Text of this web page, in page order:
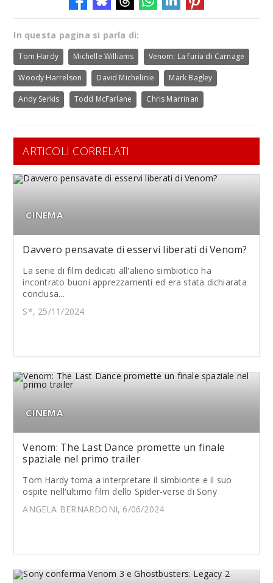
In questa pagina si parla di:
Tom Hardy Michelle Williams Venom: La furia di Carnage
Woody Harrelson David Michelinie Mark Bagley
Andy Serkis Todd McFarlane Chris Marrinan
ARTICOLI CORRELATI
CINEMA
Davvero pensavate di esservi liberati di Venom?
La serie di film dedicati all'alieno simbiotico ha
incontrato buoni apprezzamenti ed era stata dichiarata
conclusa...
S*, 25/11/2024
CINEMA
Venom: The Last Dance promette un finale
spaziale nel primo trailer
Tom Hardy torna a interpretare il simbionte e il suo
ospite nell'ultimo film dello Spider-verse di Sony
ANGELA BERNARDONI, 6/06/2024